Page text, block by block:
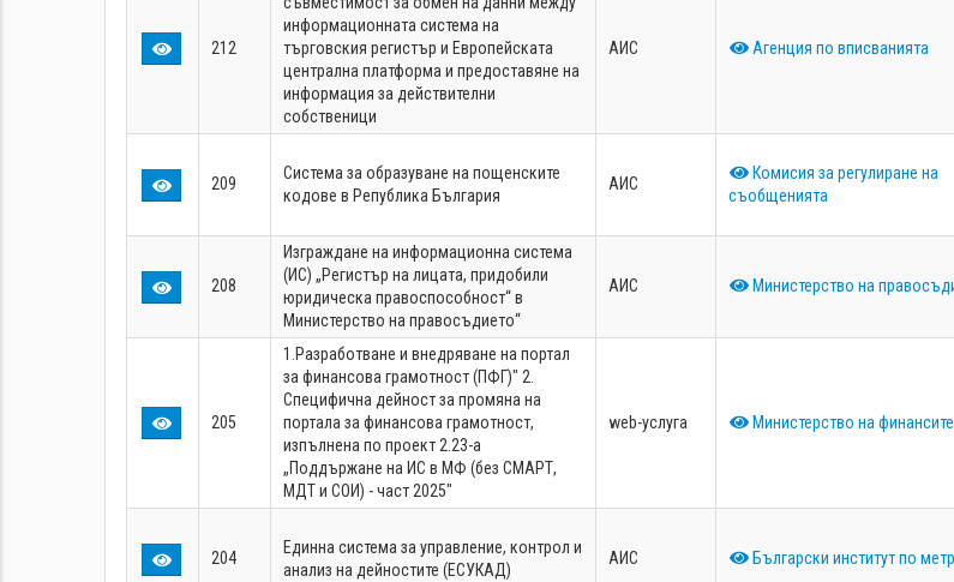
212
информационната система на
търговския регистър и Европейската
централна платформа и предоставяне на
информация за действителни
собственици
АИС Агенция по вписванията
209
Система за образуване на пощенските
кодове в Република България
АИС
Комисия за регулиране на
съобщенията
208
Изграждане на информационна система
(ИС) „Регистър на лицата, придобили
юридическа правоспособност“ в
Министерство на правосъдието“
АИС Министерство на
205
1.Разработване и внедряване на портал
за финансова грамотност (ПФГ)" 2.
Специфична дейност за промяна на
портала за финансова грамотност,
изпълнена по проект 2.23-а
„Поддържане на ИС в МФ (без СМАРТ,
МДТ и СОИ) - част 2025"
web-услуга Министерство на финансите
204
Единна система за управление, контрол и
анализ на дейностите (ЕСУКАД)
АИС Български институт по